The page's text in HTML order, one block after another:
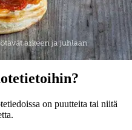
on puutteita tai niitä